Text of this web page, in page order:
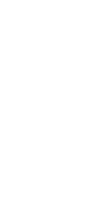
のではありま
荷製品に未対応
、2022年1月12